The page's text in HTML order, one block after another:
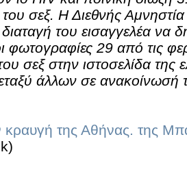
σεξ. Η Διεθνής
διαταγή του εισαγγελέα
φωτογραφίες 29 από τις
σεξ στην ιστοσελίδα της
άλλων σε
κραυγή της Αθήνας. της